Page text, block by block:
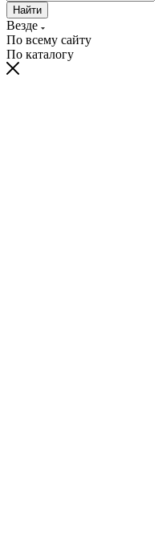
Найти
Везде
По всему сайту
По каталогу